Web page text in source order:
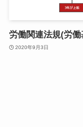
労働関連法規(労
2020年9月3日